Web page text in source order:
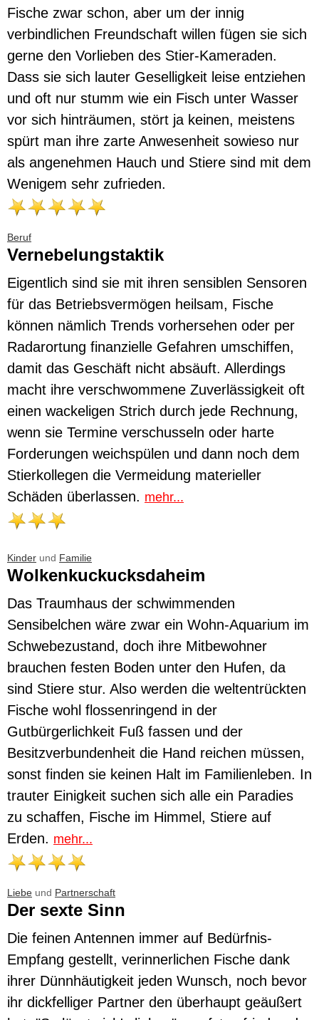
Fische zwar schon, aber um der innig
verbindlichen Freundschaft willen fügen sie sich
gerne den Vorlieben des Stier-Kameraden.
Dass sie sich lauter Geselligkeit leise entziehen
und oft nur stumm wie ein Fisch unter Wasser
vor sich hinträumen, stört ja keinen, meistens
spürt man ihre zarte Anwesenheit sowieso nur
als angenehmen Hauch und Stiere sind mit dem
Wenigem sehr zufrieden.
Beruf
Vernebelungstaktik
Eigentlich sind sie mit ihren sensiblen Sensoren
für das Betriebsvermögen heilsam, Fische
können nämlich Trends vorhersehen oder per
Radarortung finanzielle Gefahren umschiffen,
damit das Geschäft nicht absäuft. Allerdings
macht ihre verschwommene Zuverlässigkeit oft
einen wackeligen Strich durch jede Rechnung,
wenn sie Termine verschusseln oder harte
Forderungen weichspülen und dann noch dem
Stierkollegen die Vermeidung materieller
Schäden überlassen. mehr...
Kinder und Familie
Wolkenkuckucksdaheim
Das Traumhaus der schwimmenden
Sensibelchen wäre zwar ein Wohn-Aquarium im
Schwebezustand, doch ihre Mitbewohner
brauchen festen Boden unter den Hufen, da
sind Stiere stur. Also werden die weltentrückten
Fische wohl flossenringend in der
Gutbürgerlichkeit Fuß fassen und der
Besitzverbundenheit die Hand reichen müssen,
sonst finden sie keinen Halt im Familienleben. In
trauter Einigkeit suchen sich alle ein Paradies
zu schaffen, Fische im Himmel, Stiere auf
Erden. mehr...
Liebe und Partnerschaft
Der sexte Sinn
Die feinen Antennen immer auf Bedürfnis-
Empfang gestellt, verinnerlichen Fische dank
ihrer Dünnhäutigkeit jeden Wunsch, noch bevor
ihr dickfelliger Partner den überhaupt geäußert